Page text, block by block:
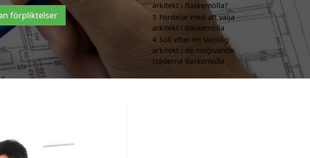
förpliktelser
arkitekt i Baskemölla?
3 Fördelar med att välja
arkitekt i Baskemölla
4 Sök efter en skicklig
arkitekt i de omgivande
städerna Baskemölla